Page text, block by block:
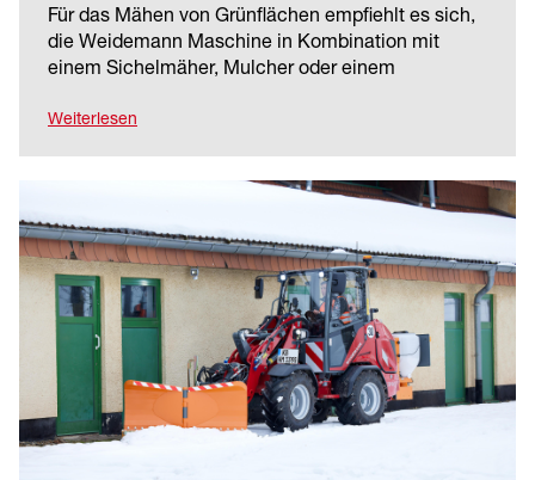
Für das Mähen von Grünflächen empfiehlt es sich,
die Weidemann Maschine in Kombination mit
einem Sichelmäher, Mulcher oder einem
sind Astsäge, Heckenschere oder
Weiterlesen